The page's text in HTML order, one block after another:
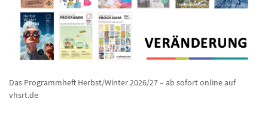
Das Programmheft Herbst/Winter 2026/27 – ab sofort online auf
vhsrt.de